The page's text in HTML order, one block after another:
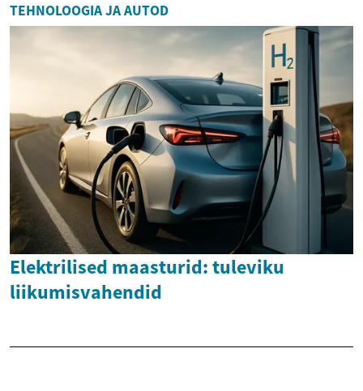
TEHNOLOOGIA JA AUTOD
Elektrilised maasturid: tuleviku
liikumisvahendid